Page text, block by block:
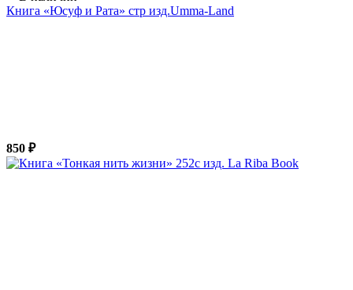
Книга «Юсуф и Рата» стр изд.Umma-Land
850 ₽